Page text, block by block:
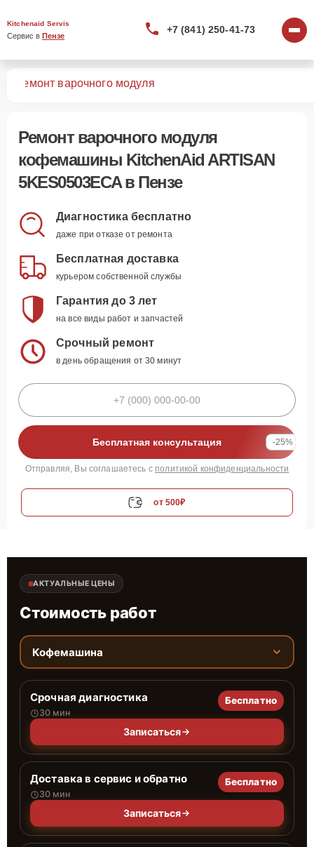
Kitchenaid Servis
Сервис в Пензе
+7 (841) 250-41-73
Ремонт варочного модуля
Ремонт варочного модуля
кофемашины KitchenAid ARTISAN
5KES0503ECA в Пензе
Диагностика бесплатно
даже при отказе от ремонта
Бесплатная доставка
курьером собственной службы
Гарантия до 3 лет
на все виды работ и запчастей
Срочный ремонт
в день обращения от 30 минут
Бесплатная консультация -25%
Отправляя, Вы соглашаетесь с политикой конфиденциальности
от 500₽
АКТУАЛЬНЫЕ ЦЕНЫ
Стоимость работ
Кофемашина
Срочная диагностика
30 мин
Бесплатно
Записаться
Доставка в сервис и обратно
30 мин
Бесплатно
Записаться